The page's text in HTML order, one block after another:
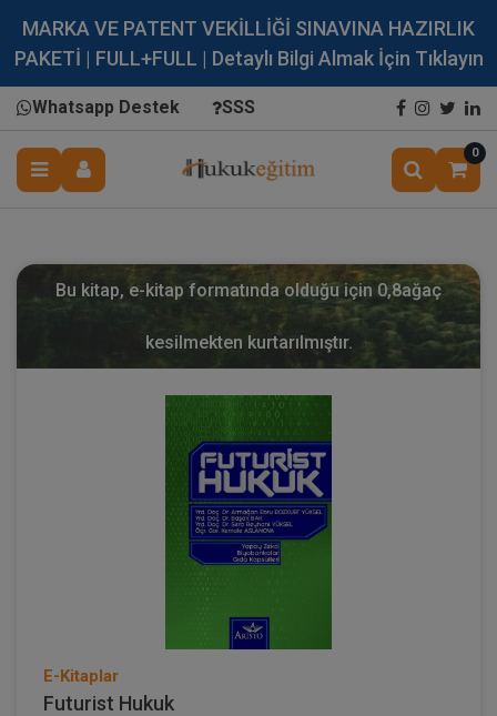
MARKA VE PATENT VEKİLLİĞİ SINAVINA HAZIRLIK
PAKETİ | FULL+FULL | Detaylı Bilgi Almak İçin Tıklayın
Whatsapp Destek SSS
0
Bu kitap, e-kitap formatında olduğu için 0,8ağaç
kesilmekten kurtarılmıştır.
E-Kitaplar
Futurist Hukuk